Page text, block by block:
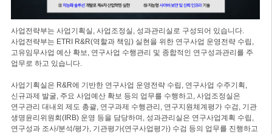
사업전략부는 사업기획실, 사업조정실, 성과관리실로 구성되어 있습니다.
사업전략부는 ETRI R&R(역할과 책임) 실현을 위한 연구사업 운영전략 수립,
고유임무사업 예산 확보, 연구사업 수행관리 및 종합적인 연구성과관리를 주
업무로 하고 있습니다.
사업기획실은 R&R에 기반한 연구사업 운영전략 수립, 연구사업 수주기획,
신규과제 발굴, 주요 사업예산 확보 등의 업무를 수행하고, 사업조정실은
연구관리 대내외 제도 총괄, 연구과제 수행관리, 연구지원체계평가 수검, 기관
생명윤리위원회(IRB) 운영 등을 담당하며, 성과관리실은 연구사업계획 수립,
연구성과 조사/분석/평가, 기관평가(연구사업평가) 수검 등의 업무를 진행하고